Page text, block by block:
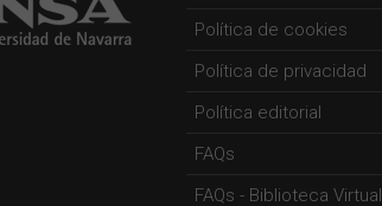
Política de cookies
Política de privacidad
Política editorial
FAQs
FAQs - Biblioteca Virtual